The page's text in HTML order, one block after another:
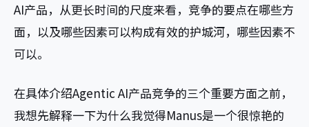
AI产品，从更长时间的尺度来看，竞争的要点在哪些方
面，以及哪些因素可以构成有效的护城河，哪些因素不
可以。
在具体介绍Agentic AI产品竞争的三个重要方面之前，
我想先解释一下为什么我觉得Manus是一个很惊艳的